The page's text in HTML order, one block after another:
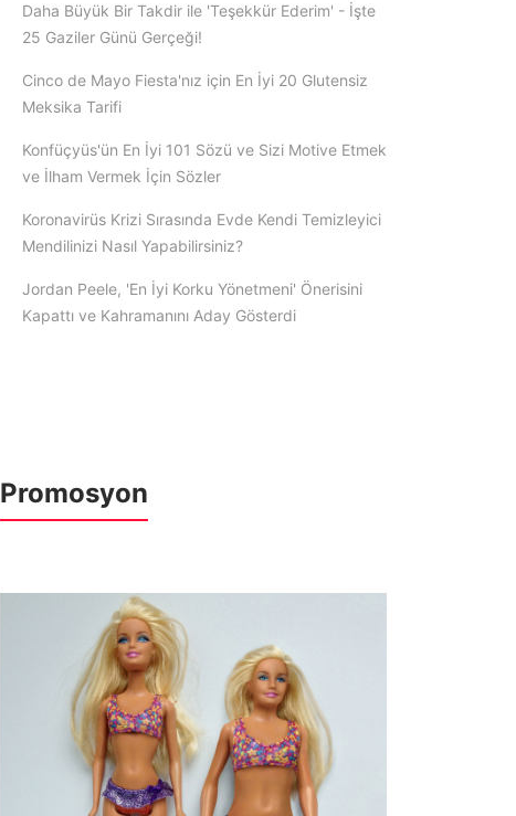
Daha Büyük Bir Takdir ile 'Teşekkür Ederim' - İşte
25 Gaziler Günü Gerçeği!
Cinco de Mayo Fiesta'nız için En İyi 20 Glutensiz
Meksika Tarifi
Konfüçyüs'ün En İyi 101 Sözü ve Sizi Motive Etmek
ve İlham Vermek İçin Sözler
Koronavirüs Krizi Sırasında Evde Kendi Temizleyici
Mendilinizi Nasıl Yapabilirsiniz?
Jordan Peele, 'En İyi Korku Yönetmeni' Önerisini
Kapattı ve Kahramanını Aday Gösterdi
Promosyon